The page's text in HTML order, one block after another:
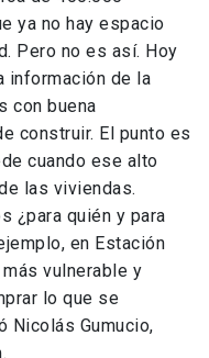
ya no hay espacio
Pero no es así. Hoy
información de la
con buena
construir. El punto es
cuando ese alto
las viviendas.
¿para quién y para
en Estación
vulnerable y
lo que se
Nicolás Gumucio,